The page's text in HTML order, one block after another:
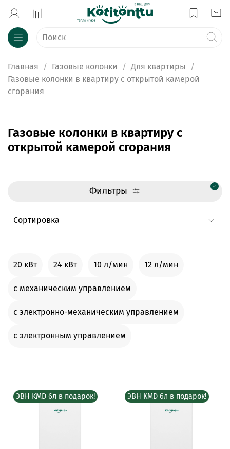
Главная Газовые колонки
Для квартиры
Газовые колонки в квартиру с открытой камерой
сгорания
Газовые колонки в квартиру с
открытой камерой сгорания
Фильтры
20 кВт 24 кВт 10 л/мин 12 л/мин
с механическим управлением
с электронно-механическим управлением
с электронным управлением
ЭВН KMD 6л в подарок! ЭВН KMD 6л в подарок!